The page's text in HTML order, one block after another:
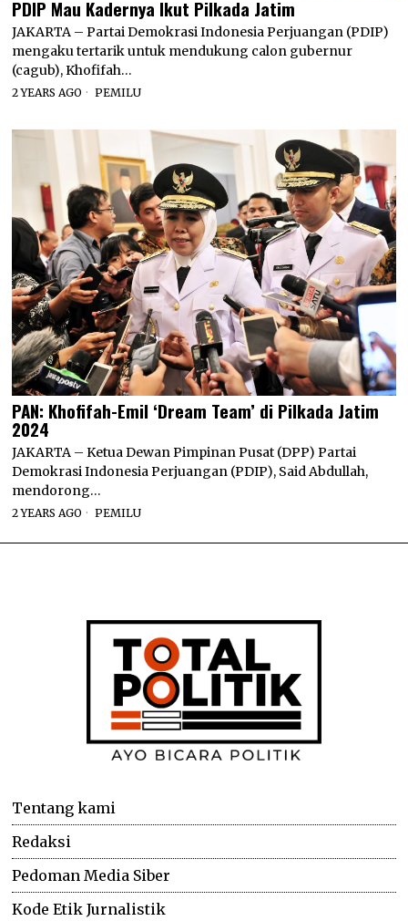
PDIP Mau Kadernya Ikut Pilkada Jatim
JAKARTA – Partai Demokrasi Indonesia Perjuangan (PDIP)
mengaku tertarik untuk mendukung calon gubernur
(cagub), Khofifah…
2 YEARS AGO PEMILU
PAN: Khofifah-Emil ‘Dream Team’ di Pilkada Jatim
2024
JAKARTA – Ketua Dewan Pimpinan Pusat (DPP) Partai
Demokrasi Indonesia Perjuangan (PDIP), Said Abdullah,
mendorong…
2 YEARS AGO PEMILU
Tentang kami
Redaksi
Pedoman Media Siber
Kode Etik Jurnalistik